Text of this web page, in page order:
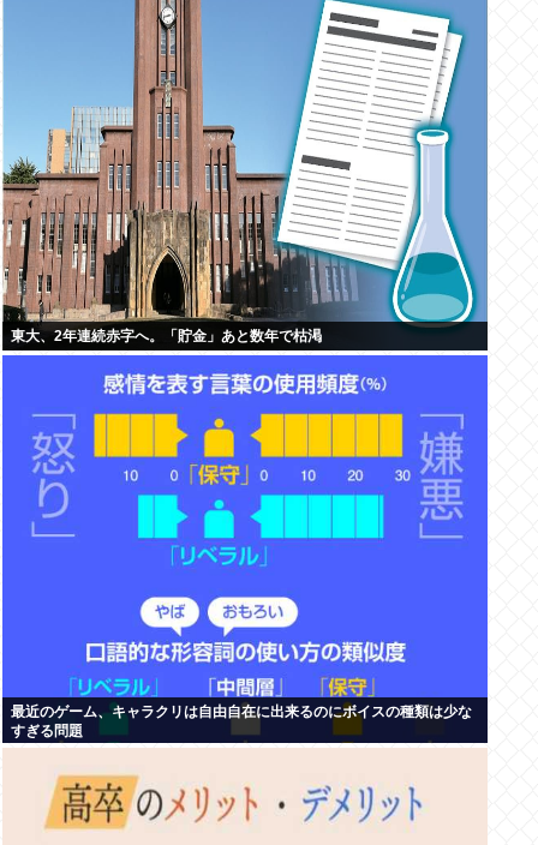
東大、2年連続赤字へ。「貯金」あと数年で枯渇
最近のゲーム、キャラクリは自由自在に出来るのにボイスの種類は少な
すぎる問題